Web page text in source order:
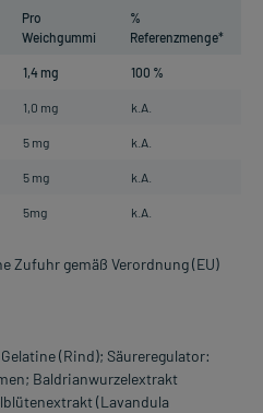
Pro
Weichgummi
%
Referenzmenge*
1,4 mg 100 %
1,0 mg k.A.
5 mg k.A.
5 mg k.A.
5mg k.A.
Zufuhr gemäß Verordnung (EU)
(Rind); Säureregulator:
Baldrianwurzelextrakt
(Lavandula